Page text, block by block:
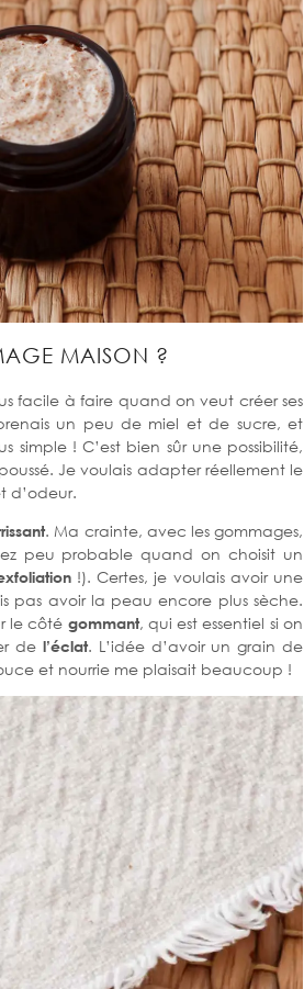
MAISON ?
facile à faire quand on veut créer ses
un peu de miel et de sucre, et
simple ! C’est bien sûr une possibilité,
Je voulais adapter réellement le
d’odeur.
. Ma crainte, avec les gommages,
peu probable quand on choisit un
!). Certes, je voulais avoir une
pas avoir la peau encore plus sèche.
le côté gommant, qui est essentiel si on
de l’éclat. L’idée d’avoir un grain de
et nourrie me plaisait beaucoup !